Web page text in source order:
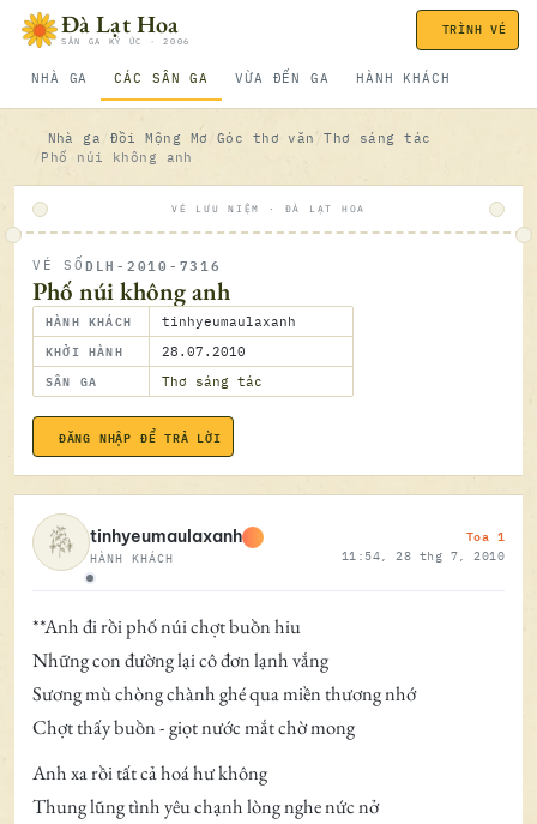
Bỏ qua nội dungĐà Lạt Hoa
SÂN GA KÝ ỨC · 2006
NHÀ GA CÁC SÂN GA VỪA ĐẾN GA HÀNH KHÁCH
TRÌNH VÉ
Nhà ga Đồi Mộng Mơ Góc thơ văn
Thơ sáng tác
Phố núi không anh
VÉ LƯU NIỆM · ĐÀ LẠT HOA
VÉ SỐ DLH-2010-7316
Phố núi không anh
HÀNH KHÁCH tinhyeumaulaxanh
KHỞI HÀNH 28.07.2010
SÂN GA Thơ sáng tác
ĐĂNG NHẬP ĐỂ TRẢ LỜI
Ngoại tuyến
tinhyeumaulaxanh
HÀNH KHÁCH
Toa 1
11:54, 28 thg 7, 2010
**Anh đi rồi phố núi chợt buồn hiu
Những con đường lại cô đơn lạnh vắng
Sương mù chòng chành ghé qua miền thương nhớ
Chợt thấy buồn - giọt nước mắt chờ mong
Anh xa rồi tất cả hoá hư không
Thung lũng tình yêu chạnh lòng nghe nức nở